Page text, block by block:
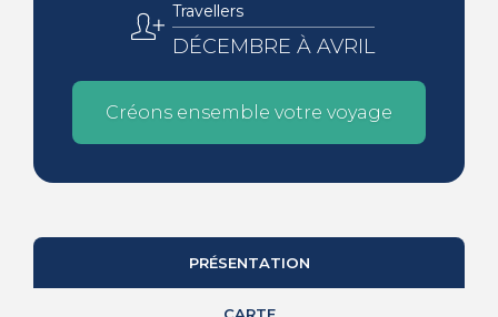
Travellers
DÉCEMBRE À AVRIL
Créons ensemble votre voyage
PRÉSENTATION